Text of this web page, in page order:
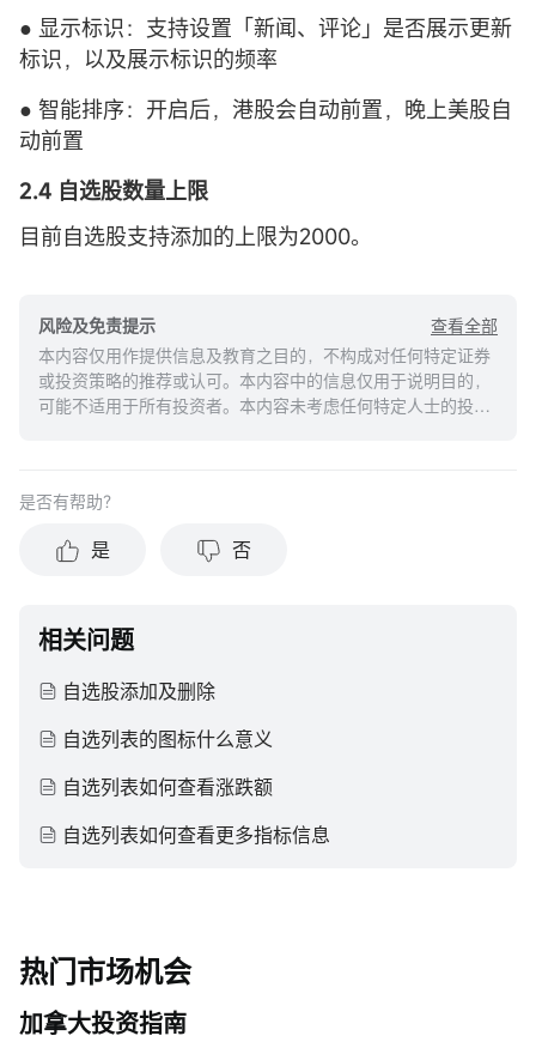
● 显示标识：支持设置「新闻、评论」是否展示更新
标识，以及展示标识的频率
● 智能排序：开启后，港股会自动前置，晚上美股自
动前置
2.4 自选股数量上限
目前自选股支持添加的上限为2000。
风险及免责提示
查看全部
本内容仅用作提供信息及教育之目的，不构成对任何特定证券
或投资策略的推荐或认可。本内容中的信息仅用于说明目的，
可能不适用于所有投资者。本内容未考虑任何特定人士的投资
结果。投资涉及风险和损失本金的可能性。moomoo对上述内
任何陈述或保证。
是否有帮助？
是 否
相关问题
自选股添加及删除
自选列表的图标什么意义
自选列表如何查看涨跌额
自选列表如何查看更多指标信息
热门市场机会
加拿大投资指南